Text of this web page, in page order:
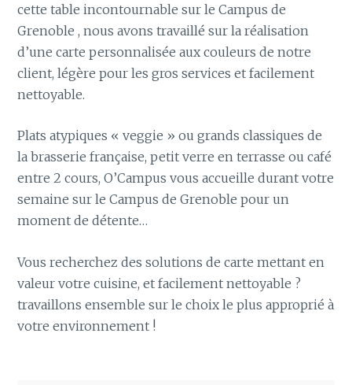
cette table incontournable sur le Campus de
Grenoble , nous avons travaillé sur la réalisation
d’une carte personnalisée aux couleurs de notre
client, légère pour les gros services et facilement
nettoyable.
Plats atypiques « veggie » ou grands classiques de
la brasserie française, petit verre en terrasse ou café
entre 2 cours, O’Campus vous accueille durant votre
semaine sur le Campus de Grenoble pour un
moment de détente…
Vous recherchez des solutions de carte mettant en
valeur votre cuisine, et facilement nettoyable ?
travaillons ensemble sur le choix le plus approprié à
votre environnement !